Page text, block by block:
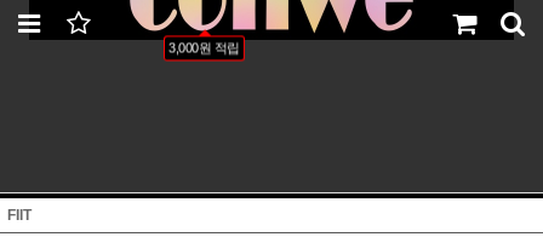
LOGIN JOIN
3,000원 적립
ORDER MYPAGE
FIIT